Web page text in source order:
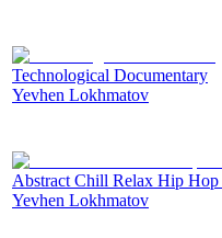
Technological Documentary
Yevhen Lokhmatov
Abstract Chill Relax Hip Hop
Yevhen Lokhmatov